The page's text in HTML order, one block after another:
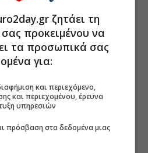
ζητάει τη
προκειμένου να
τα προσωπικά σας
για:
και περιεχόμενο,
και περιεχομένου, έρευνα
υπηρεσιών
πρόσβαση στα δεδομένα μιας